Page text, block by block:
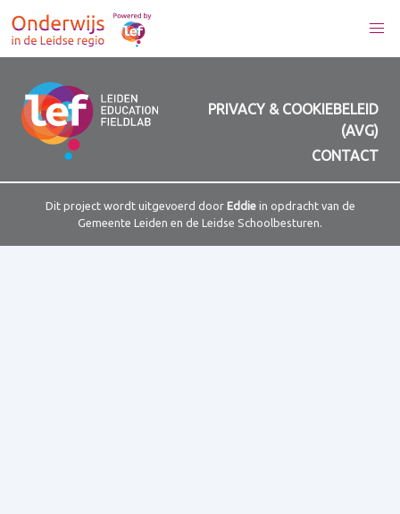
PRIVACY & COOKIEBELEID
(AVG)
CONTACT
Dit project wordt uitgevoerd door Eddiein opdracht van de
Gemeente Leiden en de Leidse Schoolbesturen.